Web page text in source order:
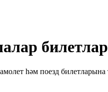
һәм поезд